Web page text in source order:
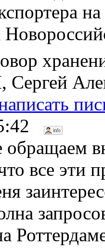
все эти